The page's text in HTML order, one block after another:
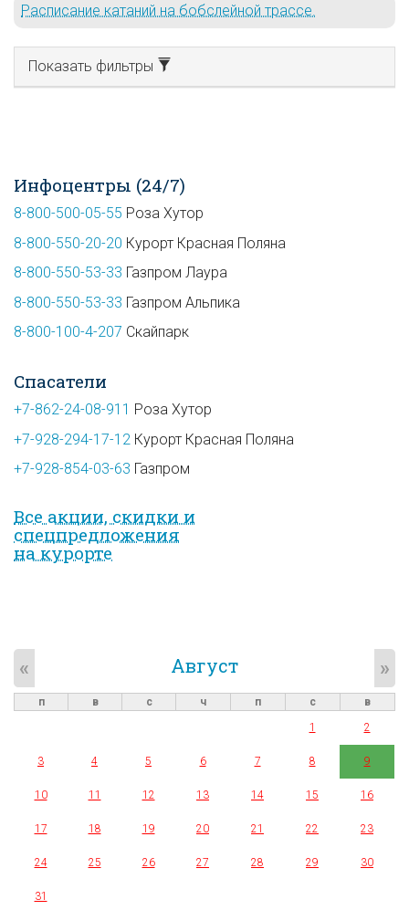
Расписание катаний на бобслейной трассе.
Показать фильтры
Инфоцентры (24/7)
8-800-500-05-55 Роза Хутор
8-800-550-20-20 Курорт Красная Поляна
8-800-550-53-33 Газпром Лаура
8-800-550-53-33 Газпром Альпика
8-800-100-4-207 Скайпарк
Спасатели
+7-862-24-08-911 Роза Хутор
+7-928-294-17-12 Курорт Красная Поляна
+7-928-854-03-63 Газпром
Все акции, скидки и
спец­предложе­ния
на курорте
Август
« »
п в с ч п с
в
1
2
3 4 5 6 7 8 9
10 11 12 13 14 15 16
17 18 19 20 21 22 23
24 25 26 27 28 29 30
31